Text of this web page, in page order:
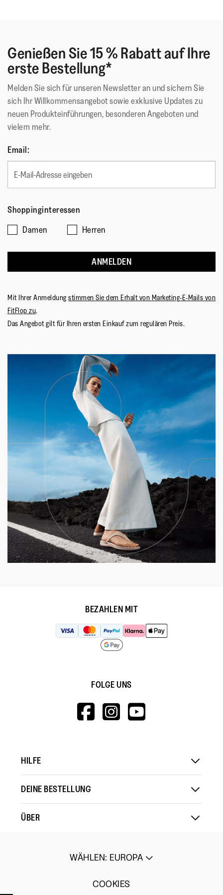
Zwischensohle – dreifach dichte Polsterung entsprechend
der 3 Phasen beim Auftreten des Fußes (fest im
Fersenbereich/weich im Mittelbereich/mittel im
Zehenbereich)
Natürliche Fußgewölbestütze
Schmale Passform
Grip suited for – für Feldwege/leichte Trails
Obermaterial:
Leder
Futtermaterial:
Polyester/spandex & leather (upper),
leather footbed
Sohlen-Material:
Sohlentechnologie:
Genießen Sie 15 % Rabatt auf Ihre
erste Bestellung*
Melden Sie sich für unseren Newsletter an und sichern Sie
sich Ihr Willkommensangebot sowie exklusive Updates zu
neuen Produkteinführungen, besonderen Angeboten und
vielem mehr.
Email:
Shoppinginteressen
Damen
Herren
ANMELDEN
Mit Ihrer Anmeldung stimmen Sie dem Erhalt von Marketing-E-Mails von
FitFlop zu.
Das Angebot gilt für Ihren ersten Einkauf zum regulären Preis.
BEZAHLEN MIT
FOLGE UNS
HTTPS://
HTTPS://
HILFE
DEINE BESTELLUNG
ÜBER
WÄHLEN: EUROPA
COOKIES